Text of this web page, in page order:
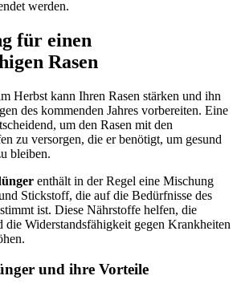
werden.
für einen
Rasen
Herbst kann Ihren Rasen stärken und ihn
des kommenden Jahres vorbereiten. Eine
um den Rasen mit den
zu versorgen, die er benötigt, um gesund
bleiben.
enthält in der Regel eine Mischung
Stickstoff, die auf die Bedürfnisse des
ist. Diese Nährstoffe helfen, die
die Widerstandsfähigkeit gegen Krankheiten
und ihre Vorteile